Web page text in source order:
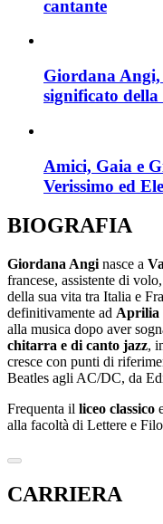
cantante
Giordana
significato
Amici, Gaia e
Verissimo ed
BIOGRAFIA
Giordana Angi nasce a
francese, assistente di
della sua vita tra Italia e
definitivamente ad Aprilia
alla musica dopo aver
chitarra e di canto jazz,
cresce con punti di
Beatles agli AC/DC, da
Frequenta il liceo classico
alla facoltà di Lettere e
CARRIERA